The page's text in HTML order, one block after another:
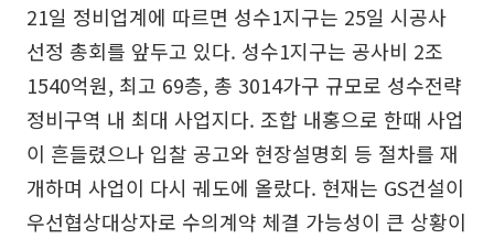
21일 정비업계에 따르면 성수1지구는 25일 시공사
선정 총회를 앞두고 있다. 성수1지구는 공사비 2조
1540억원, 최고 69층, 총 3014가구 규모로 성수전략
정비구역 내 최대 사업지다. 조합 내홍으로 한때 사업
이 흔들렸으나 입찰 공고와 현장설명회 등 절차를 재
개하며 사업이 다시 궤도에 올랐다. 현재는 GS건설이
우선협상대상자로 수의계약 체결 가능성이 큰 상황이